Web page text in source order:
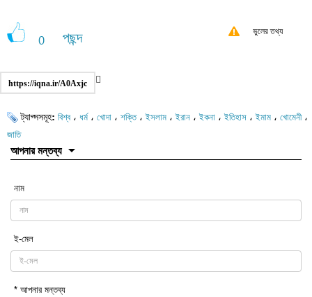
0 পছন্দ ভুলের তথ্য
https://iqna.ir/A0Axjc
ট্যাগ্সসমূহ: বিশ্ব ، ধর্ম، খোদা ، শক্তি،ইসলাম ،ইরান ،ইকনা ،ইতিহাস ،ইমাম ، খোমেনী،
জাতি
আপনার মন্তব্য
নাম
ই-মেল
* আপনার মন্তব্য